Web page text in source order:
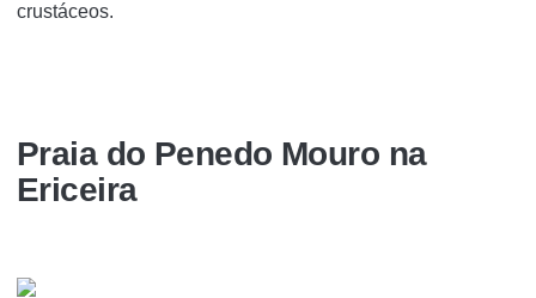
crustáceos.
Praia do Penedo Mouro na
Ericeira